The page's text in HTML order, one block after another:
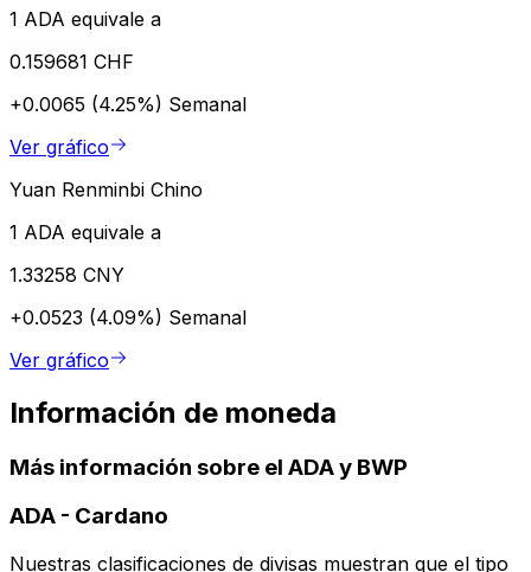
1 ADA equivale a
0.159681 CHF
+0.0065 (4.25%) Semanal
Ver gráfico
Yuan Renminbi Chino
1 ADA equivale a
1.33258 CNY
+0.0523 (4.09%) Semanal
Ver gráfico
Información de moneda
Más información sobre el ADA y BWP
ADA - Cardano
Nuestras clasificaciones de divisas muestran que el tipo